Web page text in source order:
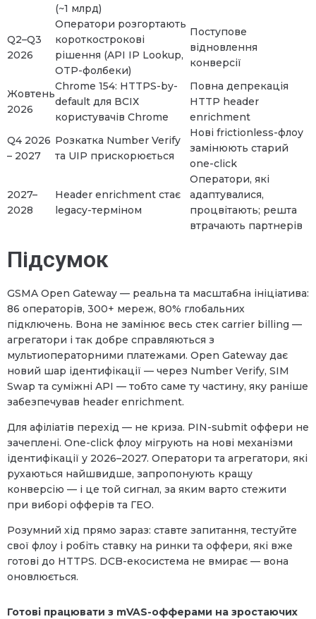
(~1 млрд)
Q2–Q3
2026
Оператори розгортають
короткострокові
рішення (API IP Lookup,
OTP-фолбеки)
Поступове
відновлення
конверсії
Жовтень
2026
Chrome 154: HTTPS-by-
default для ВСІХ
користувачів Chrome
Повна депрекація
HTTP header
enrichment
Q4 2026
– 2027
Розкатка Number Verify
та UIP прискорюється
Нові frictionless-флоу
замінюють старий
one-click
2027–
2028
Header enrichment стає
legacy-терміном
Оператори, які
адаптувалися,
процвітають; решта
втрачають партнерів
Підсумок
GSMA Open Gateway — реальна та масштабна ініціатива:
86 операторів, 300+ мереж, 80% глобальних
підключень. Вона не замінює весь стек carrier billing —
агрегатори і так добре справляються з
мультиоператорними платежами. Open Gateway дає
новий шар ідентифікації — через Number Verify, SIM
Swap та суміжні API — тобто саме ту частину, яку раніше
забезпечував header enrichment.
Для афіліатів перехід — не криза. PIN-submit оффери не
зачеплені. One-click флоу мігрують на нові механізми
ідентифікації у 2026–2027. Оператори та агрегатори, які
рухаються найшвидше, запропонують кращу
конверсію — і це той сигнал, за яким варто стежити
при виборі офферів та ГЕО.
Розумний хід прямо зараз: ставте запитання, тестуйте
свої флоу і робіть ставку на ринки та оффери, які вже
готові до HTTPS. DCB-екосистема не вмирає — вона
оновлюється.
Готові працювати з mVAS-офферами на зростаючих